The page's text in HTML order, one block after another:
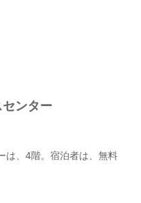
ンター
は、4階。宿泊者は、無料